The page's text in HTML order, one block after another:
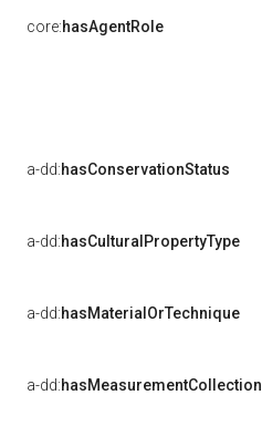
core:hasAgentRole
a-dd:hasConservationStatus
a-dd:hasCulturalPropertyType
a-dd:hasMaterialOrTechnique
a-dd:hasMeasurementCollection